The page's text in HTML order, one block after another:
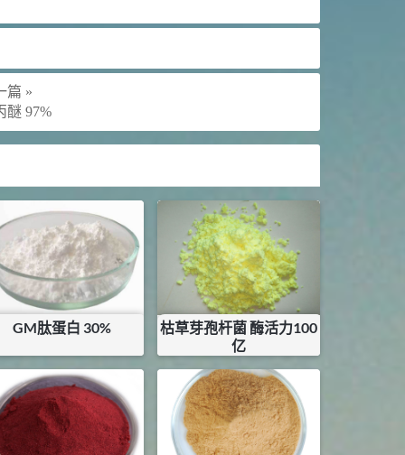
篇 »
醚 97%
GM肽蛋白 30%
¥95
库存：28KG
枯草芽孢杆菌 酶活力100
亿
¥8